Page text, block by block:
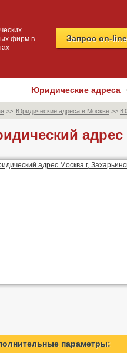
фирм в
Запрос on-line
Юридические адреса
>> Юридические адреса в Москве >>
адрес
параметры: